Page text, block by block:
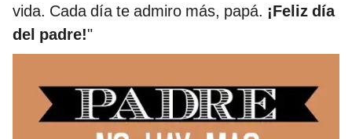
vida. Cada día te admiro más, papá. ¡Feliz día
del padre!"